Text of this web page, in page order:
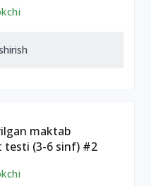
maktab
testi (3-6 sinf) #2